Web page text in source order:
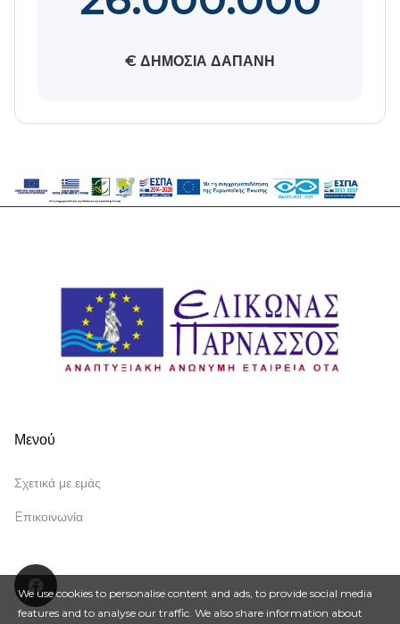
€ ΔΗΜΟΣΙΑ ΔΑΠΑΝΗ
Μενού
Σχετικά με εμάς
Eπικοινωνία
Facebook
We use cookies to personalise content and ads, to provide social media
features and to analyse our traffic. We also share information about